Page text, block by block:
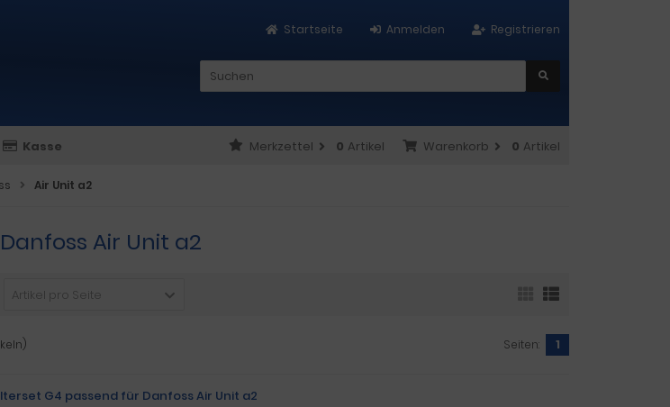
Registrieren
Anmelden
Startseite
Kasse Warenkorb 0 Artikel
Merkzettel 0 Artikel
Air Unit a2
Air Unit a2
Artikel pro Seite
Seiten: 1
G4 passend für Danfoss Air Unit a2